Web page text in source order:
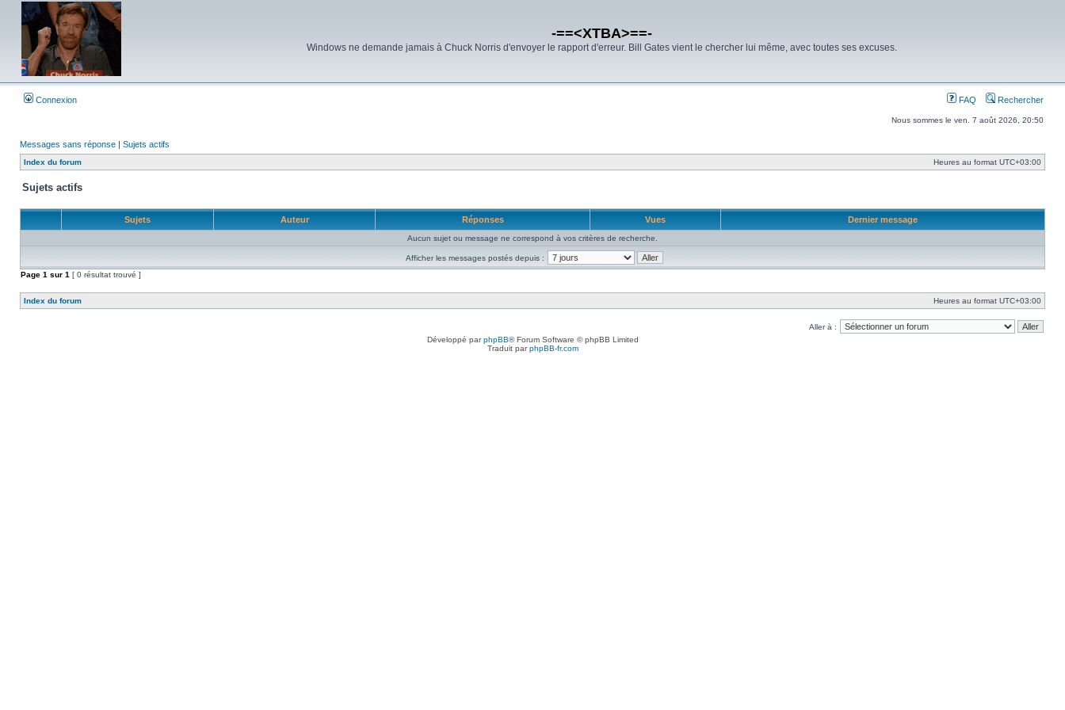
-==<XTBA>==-
Windows ne demande jamais à Chuck Norris d'envoyer le rapport d'erreur. Bill Gates vient le chercher lui même, avec toutes ses excuses.
Connexion FAQ Rechercher
Nous sommes le ven. 7 août 2026, 20:50
Messages sans réponse | Sujets actifs
Index du forum Heures au format UTC+03:00
Sujets actifs
Sujets Auteur Réponses Vues Dernier message
Aucun sujet ou message ne correspond à vos critères de recherche.
Afficher les messages postés depuis :
Page 1 sur 1 [ 0 résultat trouvé ]
Index du forum Heures au format UTC+03:00
Aller à :
Développé parphpBB® Forum Software © phpBB Limited
Traduit parphpBB-fr.com